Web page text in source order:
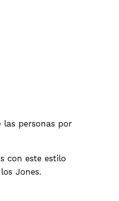
personas por
con este estilo
Jones.